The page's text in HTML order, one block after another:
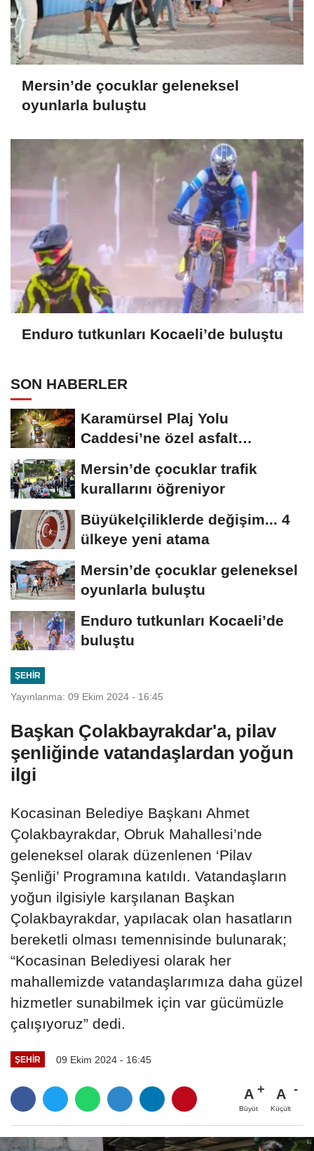
Mersin’de çocuklar geleneksel
oyunlarla buluştu
Enduro tutkunları Kocaeli’de buluştu
SON HABERLER
Karamürsel Plaj Yolu
Caddesi’ne özel asfalt
Mersin’de çocuklar trafik
kurallarını öğreniyor
Büyükelçiliklerde değişim... 4
ülkeye yeni atama
Mersin’de çocuklar geleneksel
oyunlarla buluştu
Enduro tutkunları Kocaeli’de
buluştu
ŞEHIR
Yayınlanma: 09 Ekim 2024 - 16:45
Başkan Çolakbayrakdar'a, pilav
şenliğinde vatandaşlardan yoğun
ilgi
Kocasinan Belediye Başkanı Ahmet
Çolakbayrakdar, Obruk Mahallesi’nde
geleneksel olarak düzenlenen ‘Pilav
Şenliği’ Programına katıldı. Vatandaşların
yoğun ilgisiyle karşılanan Başkan
Çolakbayrakdar, yapılacak olan hasatların
bereketli olması temennisinde bulunarak;
“Kocasinan Belediyesi olarak her
mahallemizde vatandaşlarımıza daha güzel
hizmetler sunabilmek için var gücümüzle
çalışıyoruz” dedi.
ŞEHIR 09 Ekim 2024 - 16:45
A
Büyüt
A
Küçült